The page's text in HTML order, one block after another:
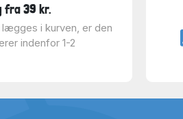
fra 39 kr.
lægges i kurven, er den
indenfor 1-2